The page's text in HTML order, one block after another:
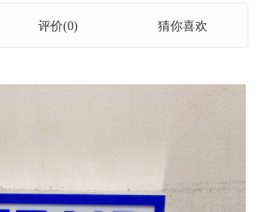
评价(0) 猜你喜欢